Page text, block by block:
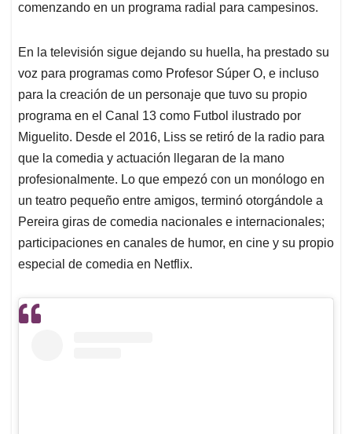
comenzando en un programa radial para campesinos.
En la televisión sigue dejando su huella, ha prestado su
voz para programas como Profesor Súper O, e incluso
para la creación de un personaje que tuvo su propio
programa en el Canal 13 como Futbol ilustrado por
Miguelito. Desde el 2016, Liss se retiró de la radio para
que la comedia y actuación llegaran de la mano
profesionalmente. Lo que empezó con un monólogo en
un teatro pequeño entre amigos, terminó otorgándole a
Pereira giras de comedia nacionales e internacionales;
participaciones en canales de humor, en cine y su propio
especial de comedia en Netflix.